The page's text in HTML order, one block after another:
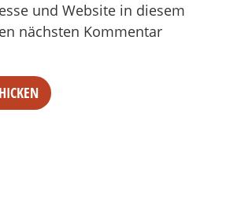
und Website in diesem
nächsten Kommentar